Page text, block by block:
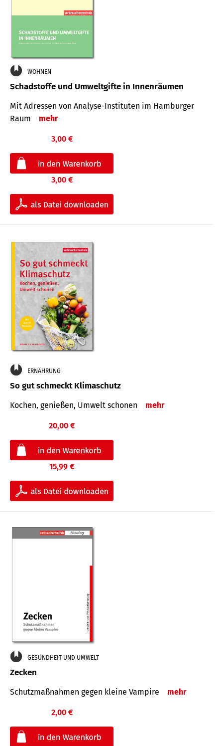
WOHNEN
Schadstoffe und Umweltgifte in Innenräumen
Mit Adressen von Analyse-Insti­tuten im Hamburger
Raum
mehr
3,00 €
3,00 €
ERNÄHRUNG
So gut schmeckt Klimaschutz
Kochen, genießen, Umwelt schonen mehr
20,00 €
15,99 €
GESUNDHEIT UND UMWELT
Zecken
Schutz­maß­nahmen gegen kleine Vampire mehr
2,00 €